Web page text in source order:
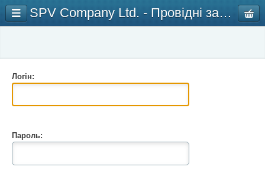
Логін:
Пароль:
SPV Company Ltd. - Провідні замкові технології